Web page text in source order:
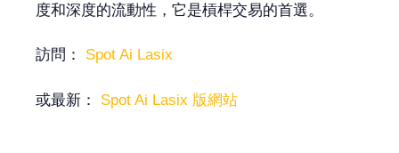
度和深度的流動性，它是槓桿交易的首選。
訪問： Spot Ai Lasix
或最新： Spot Ai Lasix 版網站